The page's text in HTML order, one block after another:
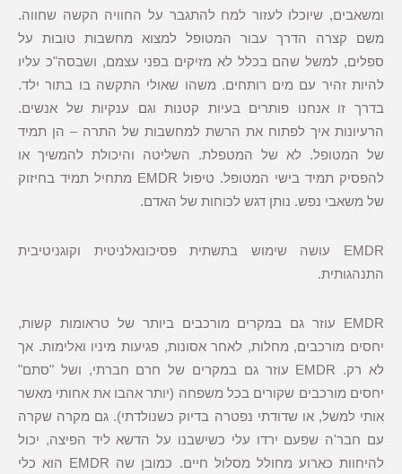
ומשאבים, שיוכלו לעזור למח להתגבר על החוויה הקשה שחווה.
משם קצרה הדרך עבור המטופל למצוא מחשבות טובות על
ספלים, למשל שהם בכלל לא מזיקים בפני עצמם, ושבסה"כ עליו
להיות זהיר עם מים רותחים. משהו שאולי התקשה בו בתור ילד.
בדרך זו אנחנו פותרים בעיות קטנות וגם ענקיות של אנשים.
הרעיונות איך לפתוח את הרשת למחשבות של התרה – הן תמיד
של המטופל. לא של המטפלת. השליטה והיכולת להמשיך או
להפסיק תמיד בישי המטופל. טיפול EMDR מתחיל תמיד בחיזוק
של משאבי נפש. נותן דגש לכוחות של האדם.
EMDR עושה שימוש בתשתית פסיכונאלניטית וקוגניטיבית
התנהגותית.
EMDR עוזר גם במקרים מורכבים ביותר של טראומות קשות,
יחסים מורכבים, מחלות, לאחר אסונות, פגיעות מיניו ואלימות. אך
לא רק. EMDR עוזר גם במקרים של חרם חברתי, ושל "סתם"
יחסים מורכבים שקורים בכל משפחה (יותר אהבו את אחותי מאשר
אותי למשל, או שדודתי נפטרה בדיוק כשנולדתי). גם מקרה שקרה
עם חבר'ה שפעם ירדו עלי כשישבנו על הדשא ליד הפיצה, יכול
להיחוות כארוע מחולל מסלול חיים. כמובן שה EMDR הוא כלי